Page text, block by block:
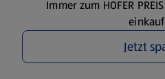
Immer zum HOFER
Jetzt